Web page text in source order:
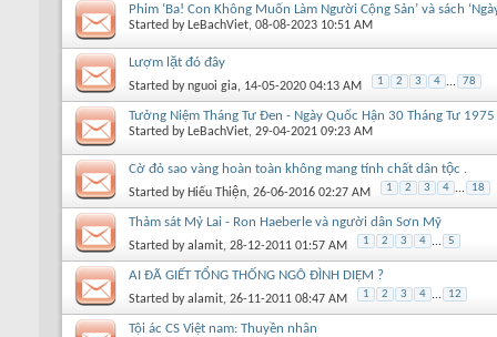
Phim ‘Ba! Con Không Muốn Làm Người Cộng Sản’ và sách
Started by LeBachViet, 08-08-2023 10:51 AM
Lượm lặt đó đây
Started bynguoi gia, 14-05-2020 04:13 AM 1 2 3 4 ... 78
Tưởng Niệm Tháng Tư Đen - Ngày Quốc Hận 30 Tháng Tư 1975
Started by LeBachViet, 29-04-2021 09:23 AM
Cờ đỏ sao vàng hoàn toàn không mang tính chất dân tộc .
Started by Hiếu Thiện, 26-06-2016 02:27 AM 1 2 3 4 ... 18
Thảm sát Mỷ Lai - Ron Haeberle và người dân Sơn Mỹ
Started byalamit, 28-12-2011 01:57 AM 1 2 3 4 ... 5
AI ĐÃ GIẾT TỔNG THỐNG NGÔ ĐÌNH DIỆM ?
Started byalamit, 26-11-2011 08:47 AM 1 2 3 4 ... 12
Tội ác CS Việt nam: Thuyền nhân